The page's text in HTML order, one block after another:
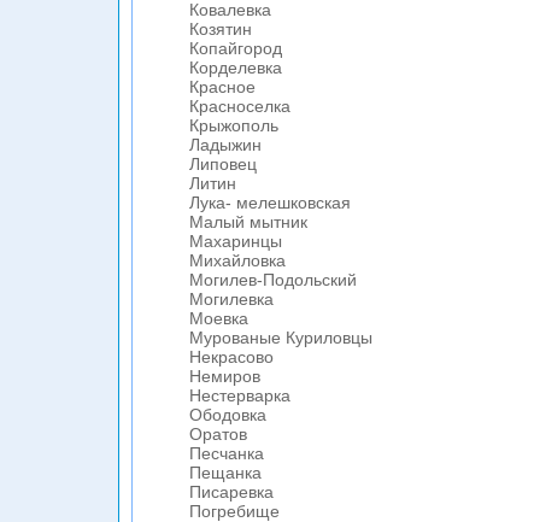
Ковалевка
Козятин
Копайгород
Корделевка
Красное
Красноселка
Крыжополь
Ладыжин
Липовец
Литин
Лука- мелешковская
Малый мытник
Махаринцы
Михайловка
Могилев-Подольский
Могилевка
Моевка
Мурованые Куриловцы
Некрасово
Немиров
Нестерварка
Ободовка
Оратов
Песчанка
Пещанка
Писаревка
Погребище